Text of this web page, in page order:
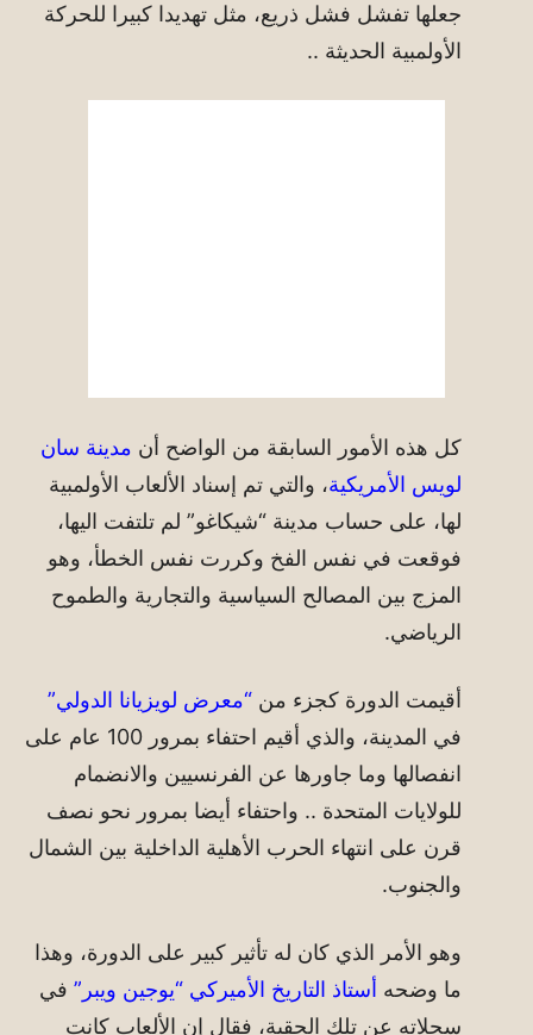
جعلها تفشل فشل ذريع، مثل تهديدا كبيرا للحركة
الأولمبية الحديثة ..
كل هذه الأمور السابقة من الواضح أن مدينة سان
لويس الأمريكية، والتي تم إسناد الألعاب الأولمبية
لها، على حساب مدينة “شيكاغو” لم تلتفت اليها،
فوقعت في نفس الفخ وكررت نفس الخطأ، وهو
المزج بين المصالح السياسية والتجارية والطموح
الرياضي.
أقيمت الدورة كجزء من “معرض لويزيانا الدولي”
في المدينة، والذي أقيم احتفاء بمرور 100 عام على
انفصالها وما جاورها عن الفرنسيين والانضمام
للولايات المتحدة .. واحتفاء أيضا بمرور نحو نصف
قرن على انتهاء الحرب الأهلية الداخلية بين الشمال
والجنوب.
وهو الأمر الذي كان له تأثير كبير على الدورة، وهذا
ما وضحه أستاذ التاريخ الأميركي “يوجين ويبر” في
سجلاته عن تلك الحقبة، فقال إن الألعاب كانت